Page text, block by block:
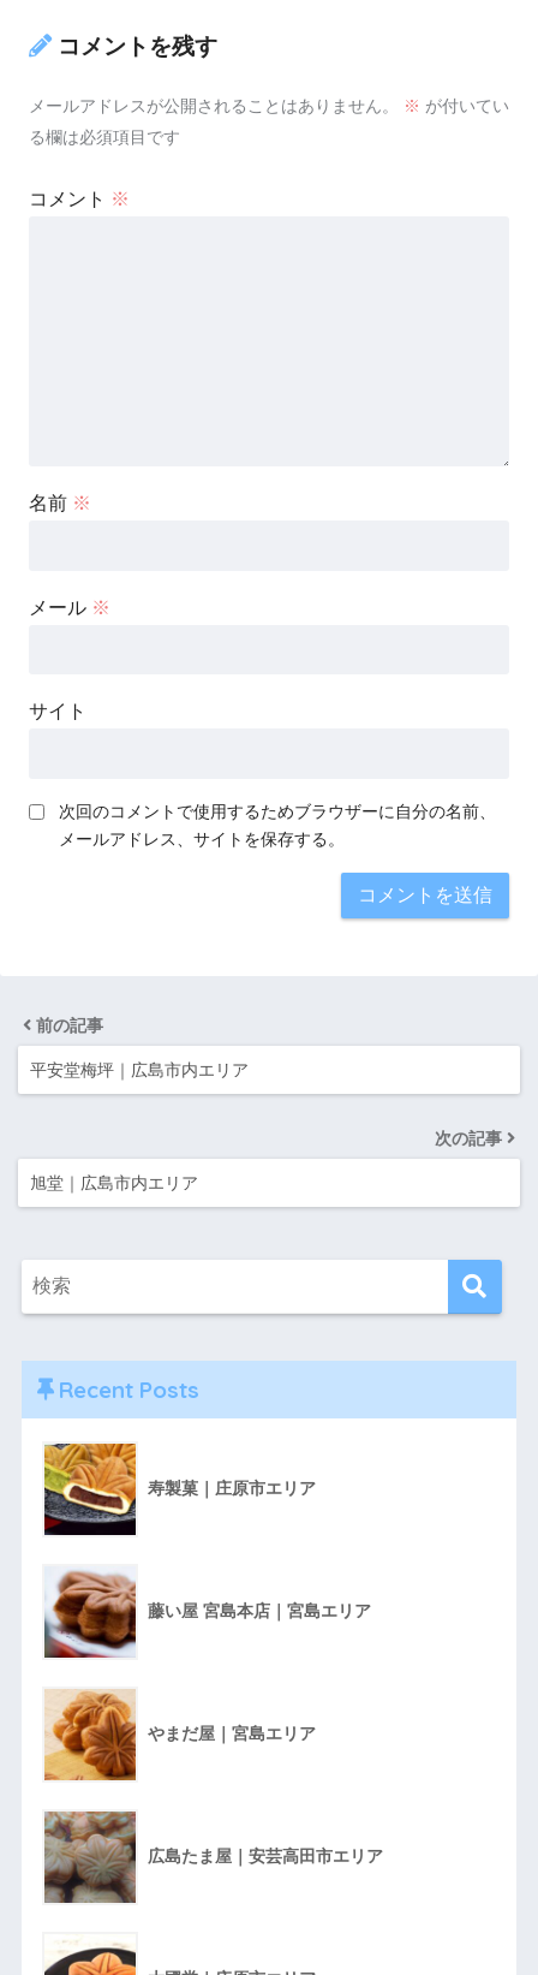
コメントを残す
メールアドレスが公開されることはありません。 ※ が付いてい
る欄は必須項目です
コメント ※
名前 ※
メール ※
サイト
次回のコメントで使用するためブラウザーに自分の名前、
メールアドレス、サイトを保存する。
前の記事
平安堂梅坪｜広島市内エリア
次の記事
旭堂｜広島市内エリア
Recent Posts
寿製菓｜庄原市エリア
藤い屋 宮島本店｜宮島エリア
やまだ屋｜宮島エリア
広島たま屋｜安芸高田市エリア